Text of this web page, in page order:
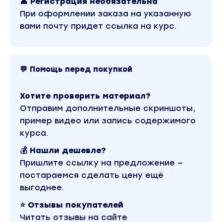
конкретными рекомендациями.
Ты научишься видеть предназначения других
Ты сможешь работать с людьми и
предлагать свои консультации,
расшифровывая для них тайны их жизни
Благодаря этой способности, ты сможешь
зарабатывать деньги из любой точки мира
на собственных консультациях
Рассчитай ценность и прибыльность такого
интересного дела сам: стоимость обучения
7 000 р. Ты окупишь обучение после 3
консультаций и сможешь зарабатывать в
При оформлении заказа на указанную
вами почту придет ссылка на курс.
💬 Помощь перед покупкой
Хотите проверить материал?
Отправим дополнительные скриншоты,
пример видео или запись содержимого
курса.
💰 Нашли дешевле?
Пришлите ссылку на предложение —
постараемся сделать цену ещё
выгоднее.
⭐ Отзывы покупателей
Читать отзывы на сайте